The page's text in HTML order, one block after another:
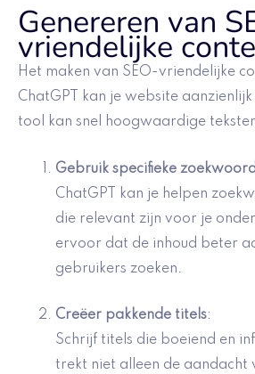
Genereren van
vriendelijke
Het maken van SEO-vriendelijke
ChatGPT kan je website
tool kan snel hoogwaardige
Gebruik specifieke
ChatGPT kan je helpen
die relevant zijn voor je
ervoor dat de inhoud beter
gebruikers zoeken.
Creëer pakkende titels:
Schrijf titels die boeiend en
trekt niet alleen de aandacht